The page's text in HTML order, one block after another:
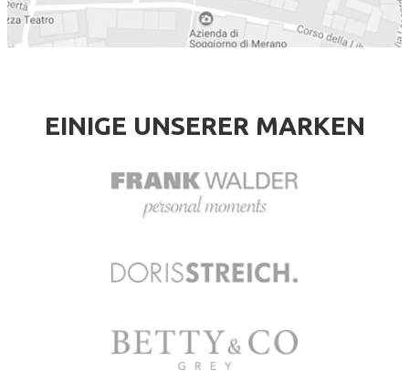
EINIGE UNSERER MARKEN